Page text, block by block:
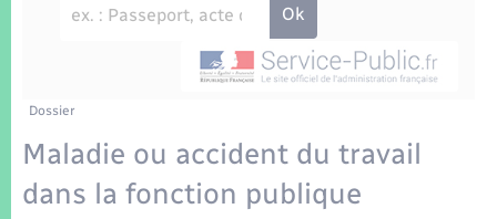
Etat-civil - Papiers - Citoyenneté
Parrainage civil
Loisirs
Transports scolaires
Travaux - Autorisation d’occupation de l’espace
Plan interactif
Dossier
Maladie ou accident du travail
dans la fonction publique